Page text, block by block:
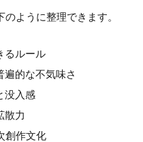
ように整理できます。
るルール
遍的な不気味さ
没入感
散力
創作文化